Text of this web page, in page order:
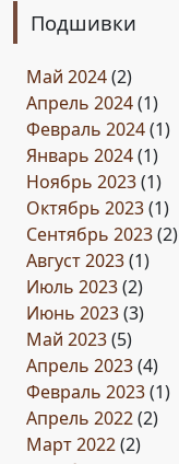
Подшивки
Май 2024(2)
Апрель 2024(1)
Февраль 2024(1)
Январь 2024(1)
Ноябрь 2023(1)
Октябрь 2023(1)
Сентябрь 2023(2)
Август 2023(1)
Июль 2023(2)
Июнь 2023(3)
Май 2023(5)
Апрель 2023(4)
Февраль 2023(1)
Апрель 2022(2)
Март 2022(2)